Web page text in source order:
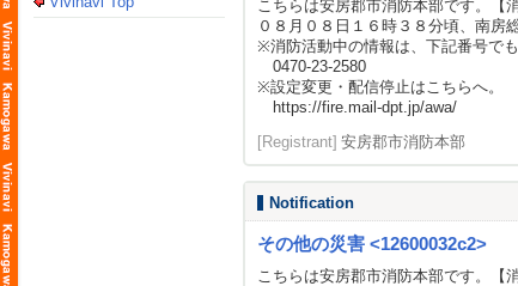
こちらは安房郡市消防本部です。【
０８月０８日１６時３８分頃、南房
※消防活動中の情報は、下記番号でも
0470-23-2580
※設定変更・配信停止はこちらへ。
https://fire.mail-dpt.jp/awa/
[Registrant] 安房郡市消防本部
Notification
その他の災害 <12600032c2>
こちらは安房郡市消防本部です。【